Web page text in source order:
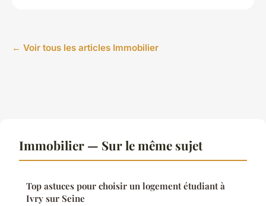
← Voir tous les articles Immobilier
Immobilier — Sur le même sujet
Top astuces pour choisir un logement étudiant à
Ivry sur Seine